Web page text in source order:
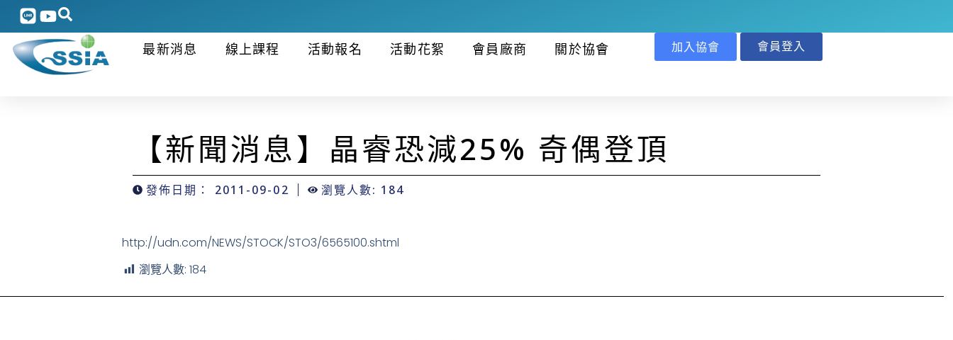
最新消息 線上課程 活動報名 活動花絮 會員廠商 關於協會 加入協會 會員登入
【新聞消息】晶睿恐減25% 奇偶登頂
發佈日期： 2011-09-02 瀏覽人數: 184
http://udn.com/NEWS/STOCK/STO3/6565100.shtml
瀏覽人數: 184